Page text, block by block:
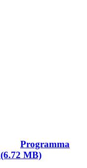
Programma
MB)